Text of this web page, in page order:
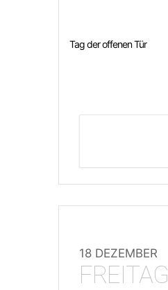
Tag der offenen Tür
18 DEZEMBER
FREITAG